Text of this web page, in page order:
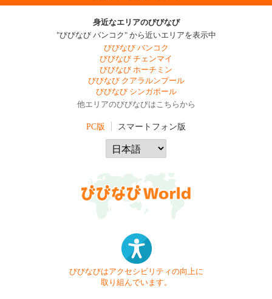
身近なエリアのびびなび
"びびなび バンコク" から近いエリアを表示中
びびなび バンコク
びびなび チェンマイ
びびなび ホーチミン
びびなび クアラルンプール
びびなび シンガポール
他エリアのびびなびはこちらから
PC版 スマートフォン版
びびなびはアクセシビリティの向上に
取り組んでいます。